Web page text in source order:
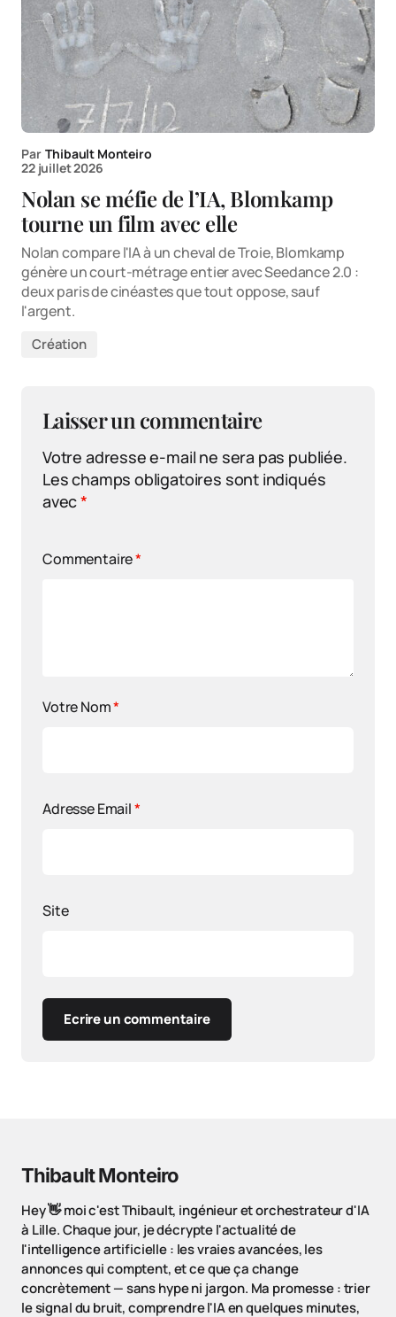
Par Thibault Monteiro
22 juillet 2026
Nolan se méfie de l’IA, Blomkamp
tourne un film avec elle
Nolan compare l'IA à un cheval de Troie, Blomkamp
génère un court-métrage entier avec Seedance 2.0 :
deux paris de cinéastes que tout oppose, sauf
l'argent.
Création
Laisser un commentaire
Votre adresse e-mail ne sera pas publiée.
Les champs obligatoires sont indiqués
avec*
Commentaire*
Votre Nom*
Adresse Email*
Site
Ecrire un commentaire
Thibault Monteiro
Hey 👋 moi c'est Thibault, ingénieur et orchestrateur d'IA
à Lille. Chaque jour, je décrypte l'actualité de
l'intelligence artificielle : les vraies avancées, les
annonces qui comptent, et ce que ça change
concrètement — sans hype ni jargon. Ma promesse : trier
le signal du bruit, comprendre l'IA en quelques minutes,